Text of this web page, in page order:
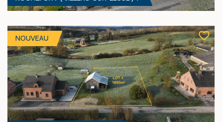
85 000 € HF*
NOUVEAU